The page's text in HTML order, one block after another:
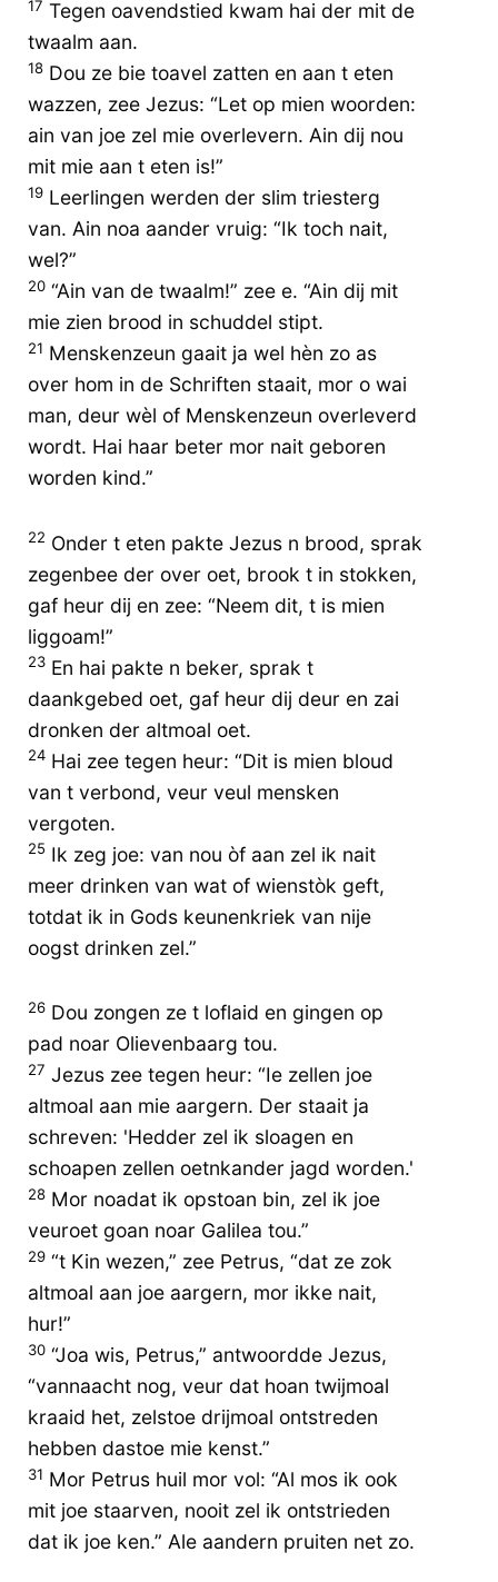
17 Tegen oavendstied kwam hai der mit de
twaalm aan.
18 Dou ze bie toavel zatten en aan t eten
wazzen, zee Jezus: “Let op mien woorden:
ain van joe zel mie overlevern. Ain dij nou
mit mie aan t eten is!”
19 Leerlingen werden der slim triesterg
van. Ain noa aander vruig: “Ik toch nait,
wel?”
20 “Ain van de twaalm!” zee e. “Ain dij mit
mie zien brood in schuddel stipt.
21 Menskenzeun gaait ja wel hèn zo as
over hom in de Schriften staait, mor o wai
man, deur wèl of Menskenzeun overleverd
wordt. Hai haar beter mor nait geboren
worden kind.”
22 Onder t eten pakte Jezus n brood, sprak
zegenbee der over oet, brook t in stokken,
gaf heur dij en zee: “Neem dit, t is mien
liggoam!”
23 En hai pakte n beker, sprak t
daankgebed oet, gaf heur dij deur en zai
dronken der altmoal oet.
24 Hai zee tegen heur: “Dit is mien bloud
van t verbond, veur veul mensken
vergoten.
25 Ik zeg joe: van nou òf aan zel ik nait
meer drinken van wat of wienstòk geft,
totdat ik in Gods keunenkriek van nije
oogst drinken zel.”
26 Dou zongen ze t loflaid en gingen op
pad noar Olievenbaarg tou.
27 Jezus zee tegen heur: “Ie zellen joe
altmoal aan mie aargern. Der staait ja
schreven: 'Hedder zel ik sloagen en
schoapen zellen oetnkander jagd worden.'
28 Mor noadat ik opstoan bin, zel ik joe
veuroet goan noar Galilea tou.”
29 “t Kin wezen,” zee Petrus, “dat ze zok
altmoal aan joe aargern, mor ikke nait,
hur!”
30 “Joa wis, Petrus,” antwoordde Jezus,
“vannaacht nog, veur dat hoan twijmoal
kraaid het, zelstoe drijmoal ontstreden
hebben dastoe mie kenst.”
31 Mor Petrus huil mor vol: “Al mos ik ook
mit joe staarven, nooit zel ik ontstrieden
dat ik joe ken.” Ale aandern pruiten net zo.